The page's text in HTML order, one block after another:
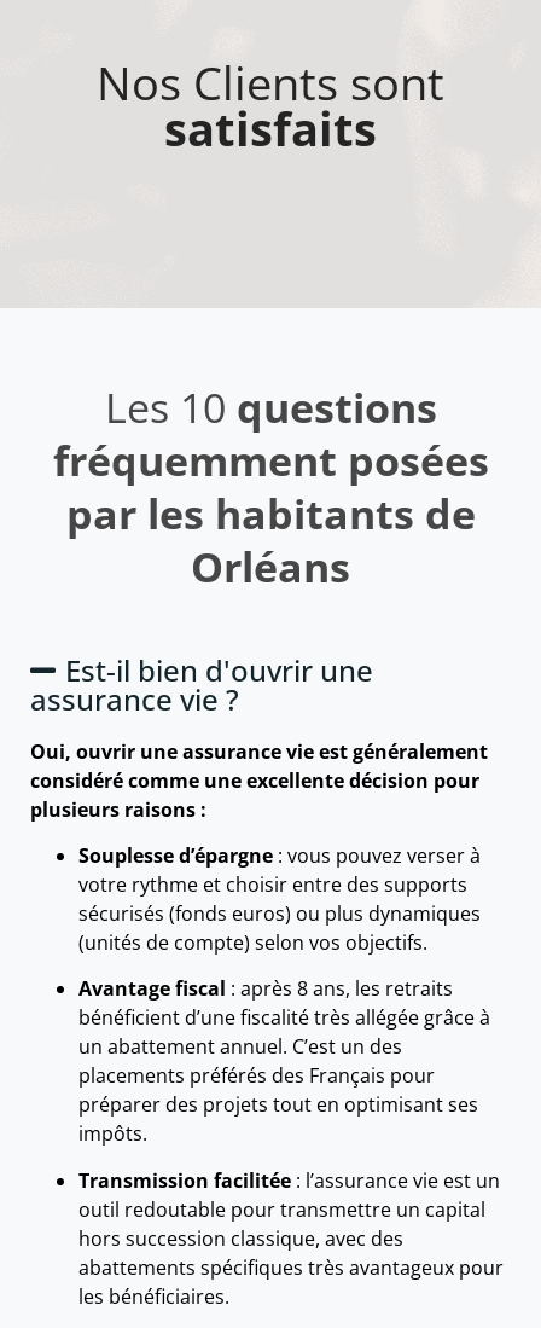
Nos Clients sont
satisfaits
Les 10 questions
fréquemment posées
par les habitants de
Orléans
Est-il bien d'ouvrir une
assurance vie ?
Oui, ouvrir une assurance vie est généralement
considéré comme une excellente décision pour
plusieurs raisons :
Souplesse d’épargne : vous pouvez verser à
votre rythme et choisir entre des supports
sécurisés (fonds euros) ou plus dynamiques
(unités de compte) selon vos objectifs.
Avantage fiscal : après 8 ans, les retraits
bénéficient d’une fiscalité très allégée grâce à
un abattement annuel. C’est un des
placements préférés des Français pour
préparer des projets tout en optimisant ses
impôts.
Transmission facilitée : l’assurance vie est un
outil redoutable pour transmettre un capital
hors succession classique, avec des
abattements spécifiques très avantageux pour
les bénéficiaires.